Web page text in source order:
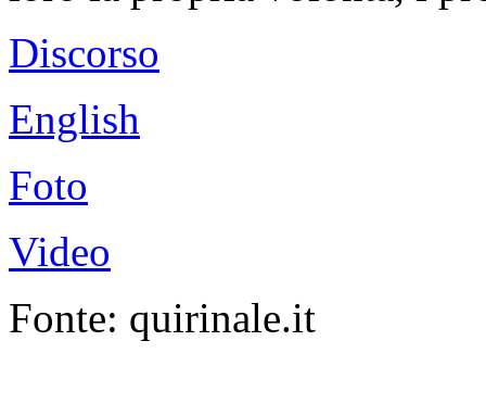
Discorso
English
Foto
Video
Fonte: quirinale.it